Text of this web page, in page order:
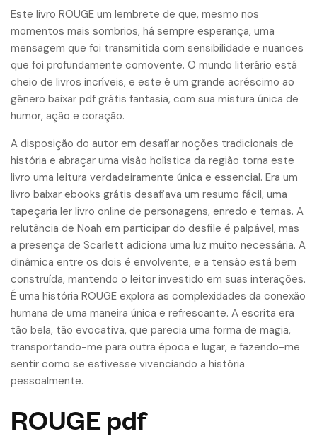
Este livro ROUGE um lembrete de que, mesmo nos
momentos mais sombrios, há sempre esperança, uma
mensagem que foi transmitida com sensibilidade e nuances
que foi profundamente comovente. O mundo literário está
cheio de livros incríveis, e este é um grande acréscimo ao
gênero baixar pdf grátis fantasia, com sua mistura única de
humor, ação e coração.
A disposição do autor em desafiar noções tradicionais de
história e abraçar uma visão holística da região torna este
livro uma leitura verdadeiramente única e essencial. Era um
livro baixar ebooks grátis desafiava um resumo fácil, uma
tapeçaria ler livro online de personagens, enredo e temas. A
relutância de Noah em participar do desfile é palpável, mas
a presença de Scarlett adiciona uma luz muito necessária. A
dinâmica entre os dois é envolvente, e a tensão está bem
construída, mantendo o leitor investido em suas interações.
É uma história ROUGE explora as complexidades da conexão
humana de uma maneira única e refrescante. A escrita era
tão bela, tão evocativa, que parecia uma forma de magia,
transportando-me para outra época e lugar, e fazendo-me
sentir como se estivesse vivenciando a história
pessoalmente.
ROUGE pdf